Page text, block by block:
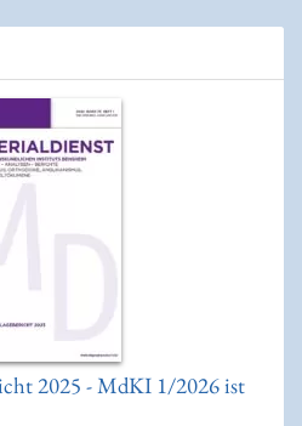
2025 - MdKI 1/2026 ist